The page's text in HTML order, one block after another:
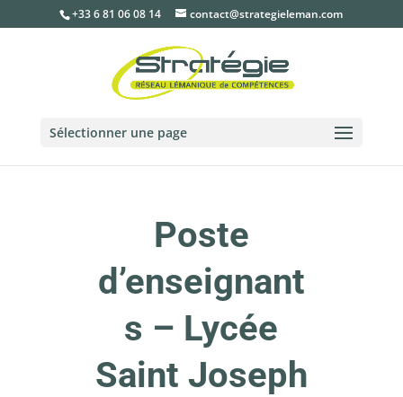
+33 6 81 06 08 14 contact@strategieleman.com
Sélectionner une page
Poste
d’enseignant
s – Lycée
Saint Joseph